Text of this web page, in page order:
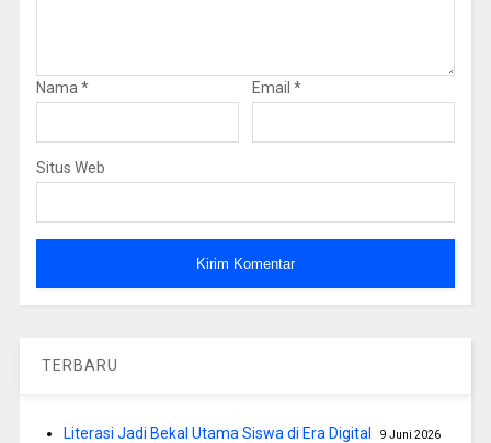
Nama * Email *
Situs Web
TERBARU
Literasi Jadi Bekal Utama Siswa di Era Digital 9 Juni 2026